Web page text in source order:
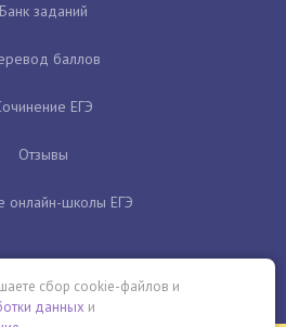
Банк заданий
баллов
ЕГЭ
Отзывы
онлайн-школы ЕГЭ
сбор cookie-файлов и
данных и